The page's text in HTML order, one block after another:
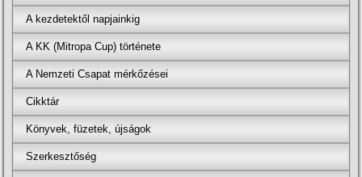
A kezdetektől napjainkig
A KK (Mitropa Cup) története
A Nemzeti Csapat mérkőzései
Cikktár
Könyvek, füzetek, újságok
Szerkesztőség